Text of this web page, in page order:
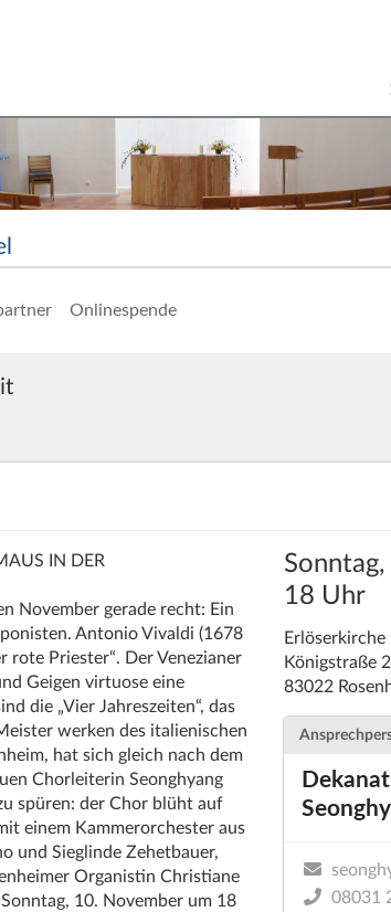
Onlinespende
18 Uhr
Erlöserkirche
Königstraße
83022
08031
IN DER
November gerade recht: Ein
Antonio Vivaldi (1678
rote Priester“. Der Venezianer
Geigen virtuose eine
die „Vier Jahreszeiten“, das
werken des italienischen
hat sich gleich nach dem
Chorleiterin Seonghyang
spüren: der Chor blüht auf
einem Kammerorchester aus
und Sieglinde Zehetbauer,
Organistin Christiane
10. November um 18